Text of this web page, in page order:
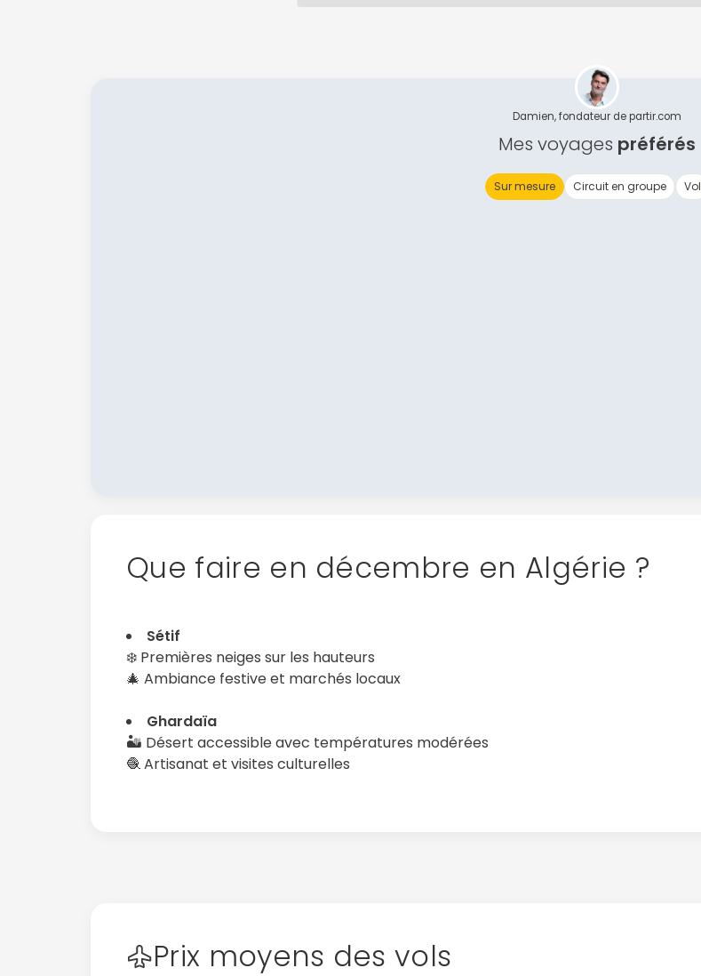
Damien, fondateur de partir.com
Mes voyages préférés
Sur mesure Circuit en groupe Vol
Que faire en décembre en Algérie ?
Sétif
❄️ Premières neiges sur les hauteurs
🎄 Ambiance festive et marchés locaux
Ghardaïa
🏜️ Désert accessible avec températures modérées
🧶 Artisanat et visites culturelles
Prix moyens des vols